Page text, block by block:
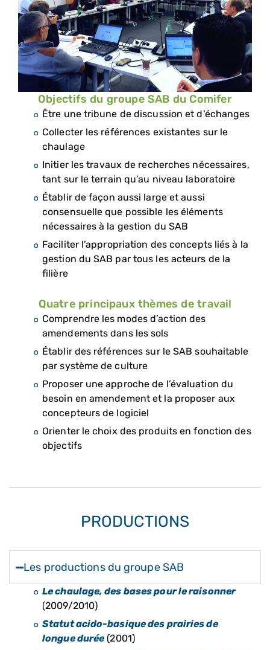
Objectifs du groupe SAB du Comifer
Être une tribune de discussion et d’échanges
Collecter les références existantes sur le
chaulage
Initier les travaux de recherches nécessaires,
tant sur le terrain qu’au niveau laboratoire
Établir de façon aussi large et aussi
consensuelle que possible les éléments
nécessaires à la gestion du SAB
Faciliter l’appropriation des concepts liés à la
gestion du SAB par tous les acteurs de la
filière
Quatre principaux thèmes de travail
Comprendre les modes d’action des
amendements dans les sols
Établir des références sur le SAB souhaitable
par système de culture
Proposer une approche de l’évaluation du
besoin en amendement et la proposer aux
concepteurs de logiciel
Orienter le choix des produits en fonction des
objectifs
PRODUCTIONS
Les productions du groupe SAB
Le chaulage, des bases pour le raisonner
(2009/2010)
Statut acido-basique des prairies de
longue durée(2001)